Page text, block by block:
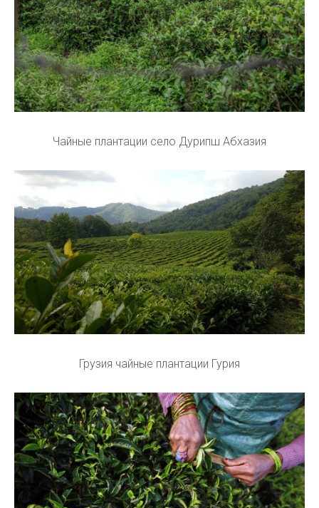
Чайные плантации село Дурипш Абхазия
Грузия чайные плантации Гурия